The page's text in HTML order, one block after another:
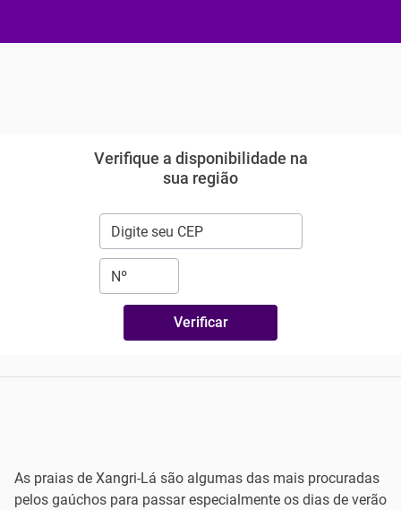
Verifique a disponibilidade na
sua região
Verificar
As praias de Xangri-Lá são algumas das mais procuradas
pelos gaúchos para passar especialmente os dias de verão